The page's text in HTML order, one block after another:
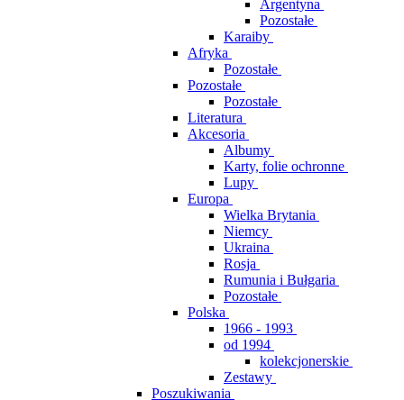
Argentyna
Pozostałe
Karaiby
Afryka
Pozostałe
Pozostałe
Pozostałe
Literatura
Akcesoria
Albumy
Karty, folie ochronne
Lupy
Europa
Wielka Brytania
Niemcy
Ukraina
Rosja
Rumunia i Bułgaria
Pozostałe
Polska
1966 - 1993
od 1994
kolekcjonerskie
Zestawy
Poszukiwania